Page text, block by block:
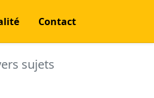
Contact
sujets